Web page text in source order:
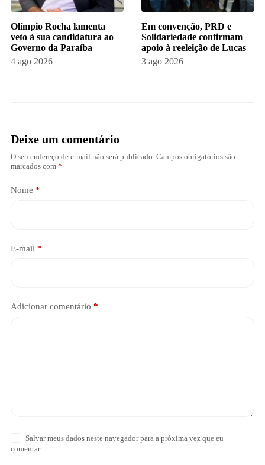
Olímpio Rocha lamenta
veto à sua candidatura ao
Governo da Paraíba
4 ago 2026
Em convenção, PRD e
Solidariedade confirmam
apoio à reeleição de Lucas
3 ago 2026
Deixe um comentário
O seu endereço de e-mail não será publicado. Campos obrigatórios são
marcados com *
Nome *
E-mail *
Adicionar comentário *
Salvar meus dados neste navegador para a próxima vez que eu
comentar.